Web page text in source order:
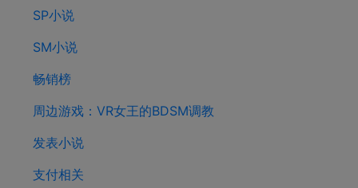
SP小说
SM小说
畅销榜
周边游戏：VR女王的BDSM调教
发表小说
支付相关